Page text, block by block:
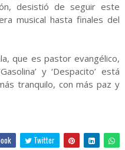
desistió de seguir este
musical hasta finales del
que es pastor evangélico,
y ‘Despacito’ está
tranquilo, con más paz y
Twitter